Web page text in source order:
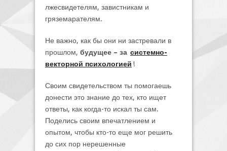
лжесвидетелям, завистникам и
гряземарателям.
Не важно, как бы они ни застревали в
прошлом, будущее – за системно-
векторной психологией !
Своим свидетельством ты помогаешь
донести это знание до тех, кто ищет
ответы, как когда-то искал ты сам.
Поделись своим впечатлением и
опытом, чтобы кто-то еще мог решить
до сих пор нерешенные